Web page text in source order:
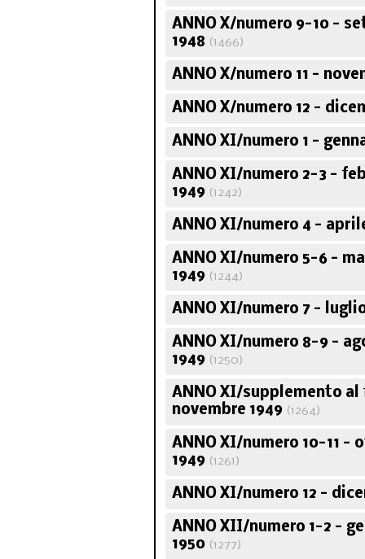
ANNO X/numero 9-10 -
1948 (1466)
ANNO X/numero 11 -
ANNO X/numero 12 -
ANNO XI/numero 1 -
ANNO XI/numero 2-3 -
1949 (1242)
ANNO XI/numero 4 -
ANNO XI/numero 5-6 -
1949 (1244)
ANNO XI/numero 7 -
ANNO XI/numero 8-9 -
1949 (1250)
ANNO XI/supplemento al
novembre 1949 (1264)
ANNO XI/numero 10-11 -
1949 (1261)
ANNO XI/numero 12 -
ANNO XII/numero 1-2 -
1950 (1277)